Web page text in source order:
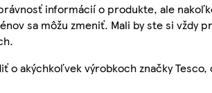
informácií o produkte, ale
sa môžu zmeniť. Mali by ste si
o akýchkoľvek výrobkoch značky